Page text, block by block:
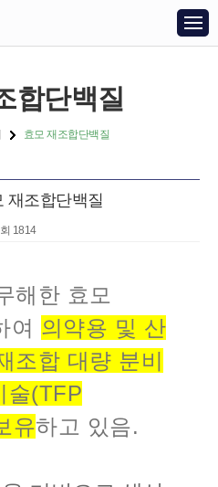
합단백질
효모 재조합단백질
재조합단백질
1814
해한 효모
여 의약용 및 산
조합 대량 분비
술(TFP
유하고 있음.